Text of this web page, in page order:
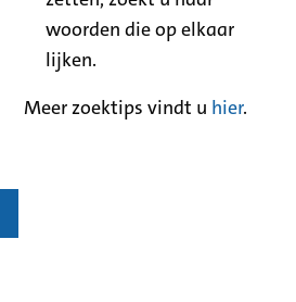
woorden die op elkaar
lijken.
Meer zoektips vindt u hier.